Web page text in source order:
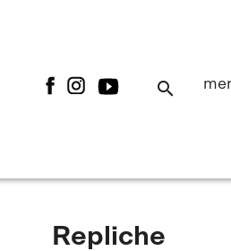
search
Repliche